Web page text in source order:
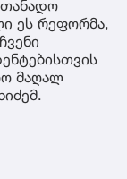
ეს რეფორმა,
მაღალ